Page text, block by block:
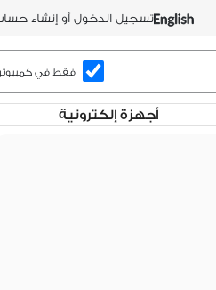
تسجيل الدخول أو إنشاء
فقط في كمبيوتر
أجهزة إلكترونية